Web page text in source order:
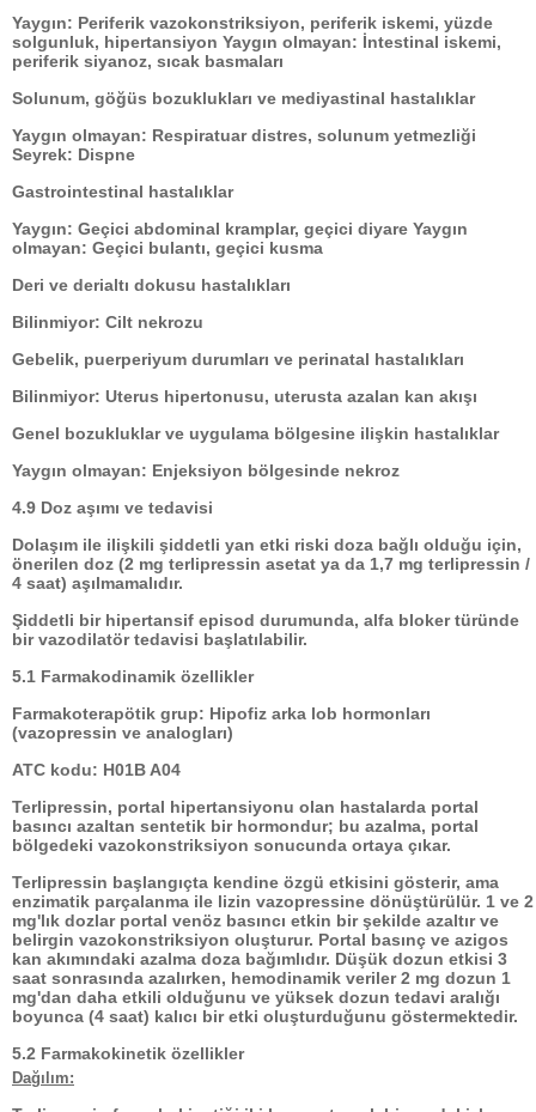
Yaygın: Periferik vazokonstriksiyon, periferik iskemi, yüzde
solgunluk, hipertansiyon Yaygın olmayan: İntestinal iskemi,
periferik siyanoz, sıcak basmaları
Solunum, göğüs bozuklukları ve mediyastinal hastalıklar
Yaygın olmayan: Respiratuar distres, solunum yetmezliği
Seyrek: Dispne
Gastrointestinal hastalıklar
Yaygın: Geçici abdominal kramplar, geçici diyare Yaygın
olmayan: Geçici bulantı, geçici kusma
Deri ve derialtı dokusu hastalıkları
Bilinmiyor: Cilt nekrozu
Gebelik, puerperiyum durumları ve perinatal hastalıkları
Bilinmiyor: Uterus hipertonusu, uterusta azalan kan akışı
Genel bozukluklar ve uygulama bölgesine ilişkin hastalıklar
Yaygın olmayan: Enjeksiyon bölgesinde nekroz
4.9 Doz aşımı ve tedavisi
Dolaşım ile ilişkili şiddetli yan etki riski doza bağlı olduğu için,
önerilen doz (2 mg terlipressin asetat ya da 1,7 mg terlipressin /
4 saat) aşılmamalıdır.
Şiddetli bir hipertansif episod durumunda, alfa bloker türünde
bir vazodilatör tedavisi başlatılabilir.
5.1 Farmakodinamik özellikler
Farmakoterapötik grup: Hipofiz arka lob hormonları
(vazopressin ve analogları)
ATC kodu: H01B A04
Terlipressin, portal hipertansiyonu olan hastalarda portal
basıncı azaltan sentetik bir hormondur; bu azalma, portal
bölgedeki vazokonstriksiyon sonucunda ortaya çıkar.
Terlipressin başlangıçta kendine özgü etkisini gösterir, ama
enzimatik parçalanma ile lizin vazopressine dönüştürülür. 1 ve 2
mg'lık dozlar portal venöz basıncı etkin bir şekilde azaltır ve
belirgin vazokonstriksiyon oluşturur. Portal basınç ve azigos
kan akımındaki azalma doza bağımlıdır. Düşük dozun etkisi 3
saat sonrasında azalırken, hemodinamik veriler 2 mg dozun 1
mg'dan daha etkili olduğunu ve yüksek dozun tedavi aralığı
boyunca (4 saat) kalıcı bir etki oluşturduğunu göstermektedir.
5.2 Farmakokinetik özellikler
Dağılım: